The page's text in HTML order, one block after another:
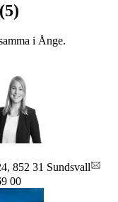
i Ånge.
852 31 Sundsvall
00